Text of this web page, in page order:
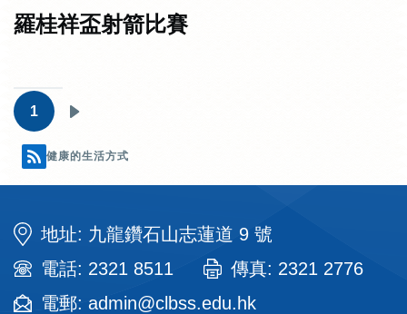
羅桂祥盃射箭比賽
Pagination
1
一
健康的生活方式
地址: 九龍鑽石山志蓮道 9 號
電話: 2321 8511
傳真: 2321 2776
電郵: admin@clbss.edu.hk